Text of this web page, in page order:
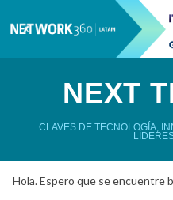
NEXT
CLAVES DE TECNOLOGÍA,
Hola. Espero que se encuentre